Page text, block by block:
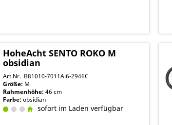
HoheAcht SENTO ROKO M
obsidian
Art.Nr. B81010-7011Ai6-2946C
Größe: M
Rahmenhöhe: 46 cm
Farbe: obsidian
sofort im Laden verfügbar